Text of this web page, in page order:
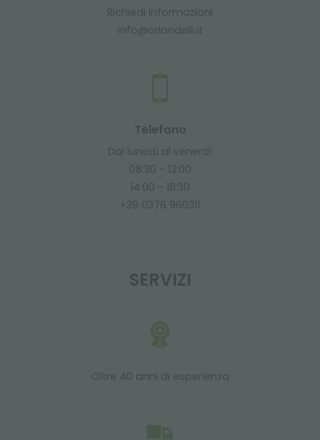
Richiedi informazioni
info@orlandelli.it
Telefono
Dal lunedì al venerdì
08:30 - 13:00
14:00 - 18:30
+39 0376 960311
SERVIZI
Oltre 40 anni di esperienza